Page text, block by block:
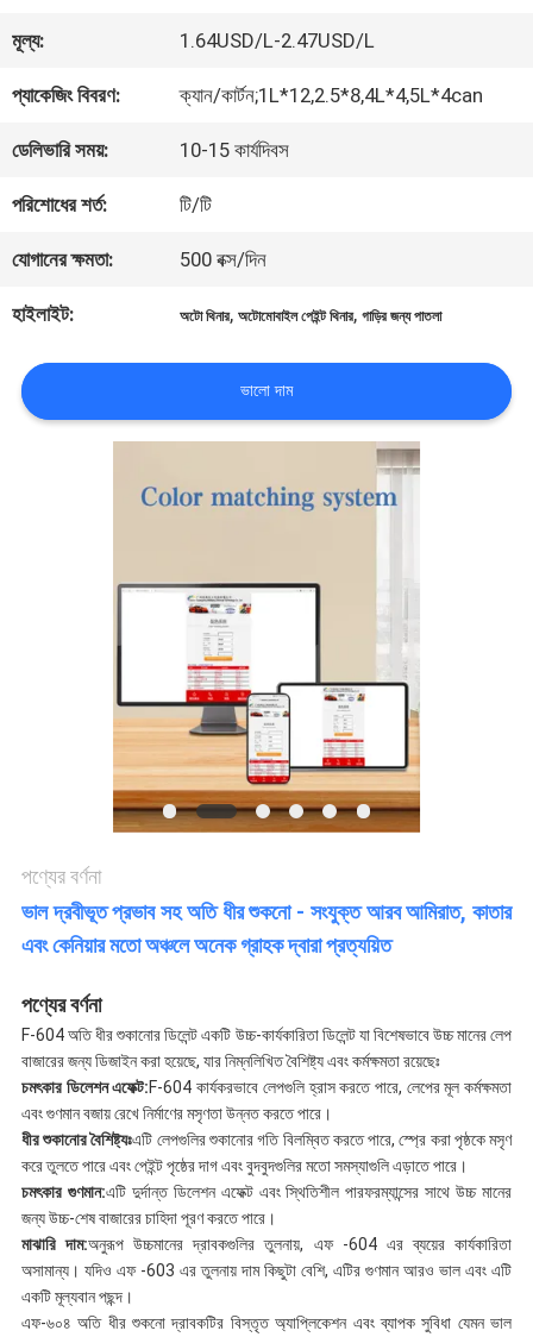
মান
নিয়ন্ত্রণ
আমাদের
যোগাযোগ
খবর
গোপনীয়তা
নীতি
মূল্য: 1.64USD/L-2.47USD/L
প্যাকেজিং বিবরণ: ক্যান/কার্টন;1L*12,2.5*8,4L*4,5L*4can
ডেলিভারি সময়: 10-15 কার্যদিবস
পরিশোধের শর্ত: টি/টি
যোগানের ক্ষমতা: 500 বক্স/দিন
হাইলাইট: অটো থিনার,অটোমোবাইল পেইন্ট থিনার,গাড়ির জন্য পাতলা
ভালো দাম
পণ্যের বর্ণনা
ভাল দ্রবীভূত প্রভাব সহ অতি ধীর শুকনো - সংযুক্ত আরব আমিরাত, কাতার
এবং কেনিয়ার মতো অঞ্চলে অনেক গ্রাহক দ্বারা প্রত্যয়িত
পণ্যের বর্ণনা
F-604 অতি ধীর শুকানোর ডিলেন্ট একটি উচ্চ-কার্যকারিতা ডিলেন্ট যা বিশেষভাবে উচ্চ মানের লেপ
বাজারের জন্য ডিজাইন করা হয়েছে, যার নিম্নলিখিত বৈশিষ্ট্য এবং কর্মক্ষমতা রয়েছেঃ
চমৎকার ডিলেশন এফেক্ট:F-604 কার্যকরভাবে লেপগুলি হ্রাস করতে পারে, লেপের মূল কর্মক্ষমতা
এবং গুণমান বজায় রেখে নির্মাণের মসৃণতা উন্নত করতে পারে।
ধীর শুকানোর বৈশিষ্ট্যঃএটি লেপগুলির শুকানোর গতি বিলম্বিত করতে পারে, স্প্রে করা পৃষ্ঠকে মসৃণ
করে তুলতে পারে এবং পেইন্ট পৃষ্ঠের দাগ এবং বুদবুদগুলির মতো সমস্যাগুলি এড়াতে পারে।
চমৎকার গুণমান:এটি দুর্দান্ত ডিলেশন এফেক্ট এবং স্থিতিশীল পারফরম্যান্সের সাথে উচ্চ মানের
জন্য উচ্চ-শেষ বাজারের চাহিদা পূরণ করতে পারে।
মাঝারি দাম:অনুরূপ উচ্চমানের দ্রাবকগুলির তুলনায়, এফ -604 এর ব্যয়ের কার্যকারিতা
অসামান্য। যদিও এফ -603 এর তুলনায় দাম কিছুটা বেশি, এটির গুণমান আরও ভাল এবং এটি
একটি মূল্যবান পছন্দ।
এফ-৬০৪ অতি ধীর শুকনো দ্রাবকটির বিস্তৃত অ্যাপ্লিকেশন এবং ব্যাপক সুবিধা যেমন ভাল